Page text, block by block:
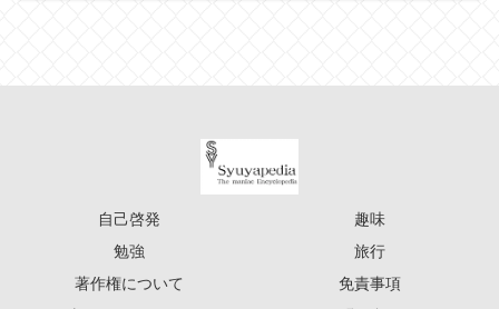
自己啓発
趣味
勉強
旅行
著作権について
免責事項